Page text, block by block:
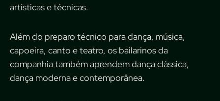
artísticas e técnicas.
Além do preparo técnico para dança, música,
capoeira, canto e teatro, os bailarinos da
companhia também aprendem dança clássica,
dança moderna e contemporânea.